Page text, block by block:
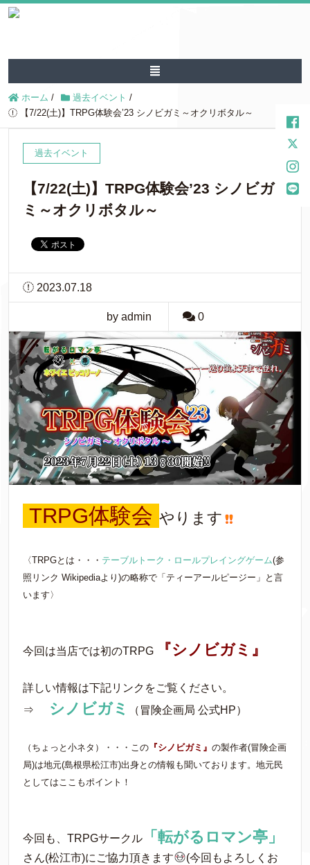
ホーム / 過去イベント /
【7/22(土)】TRPG体験会’23 シノビガミ～オクリボタル～
過去イベント
【7/22(土)】TRPG体験会’23 シノビガ
ミ～オクリボタル～
2023.07.18
by admin 0
TRPG体験会 やります
〈TRPGとは・・・ テーブルトーク・ロールプレイングゲーム(参
照リンク Wikipediaより)の略称で「ティーアールピージー」と言
います〉
今回は当店では初のTRPG 『シノビガミ』
詳しい情報は下記リンクをご覧ください。
⇒
シノビガミ （冒険企画局 公式HP）
（ちょっと小ネタ）・・・この 『シノビガミ』 の製作者(冒険企画
局)は地元(島根県松江市)出身との情報も聞いております。地元民
としてはここもポイント！
今回も、TRPGサークル 「転がるロマン亭」
さん(松江市)にご協力頂きます
(今回もよろしくお